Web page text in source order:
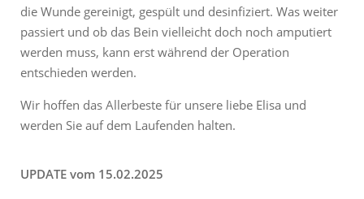
die Wunde gereinigt, gespült und desinfiziert. Was weiter
passiert und ob das Bein vielleicht doch noch amputiert
werden muss, kann erst während der Operation
entschieden werden.
Wir hoffen das Allerbeste für unsere liebe Elisa und
werden Sie auf dem Laufenden halten.
UPDATE vom 15.02.2025